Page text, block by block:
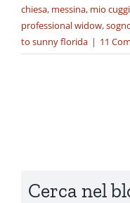
chiesa, messina, mio
professional widow,
to sunny florida | 11
Cerca nel